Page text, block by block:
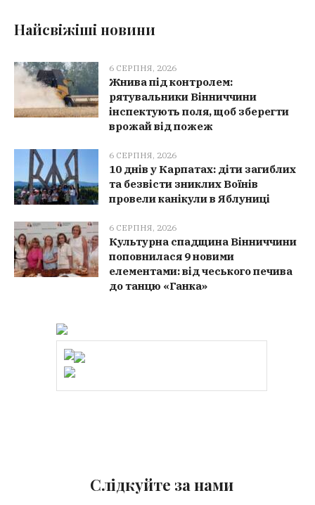
Найсвіжіші новини
6 СЕРПНЯ, 2026
Жнива під контролем:
рятувальники Вінниччини
інспектують поля, щоб зберегти
врожай від пожеж
6 СЕРПНЯ, 2026
10 днів у Карпатах: діти загиблих
та безвісти зниклих Воїнів
провели канікули в Яблуниці
6 СЕРПНЯ, 2026
Культурна спадщина Вінниччини
поповнилася 9 новими
елементами: від чеського печива
до танцю «Ганка»
Слідкуйте за нами